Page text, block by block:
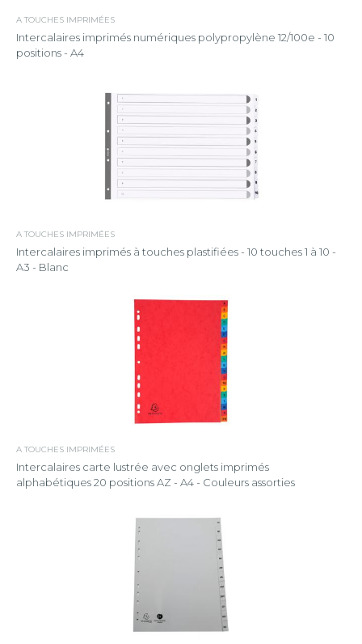
A TOUCHES IMPRIMÉES
Intercalaires imprimés numériques polypropylène 12/100e - 10
positions - A4
A TOUCHES IMPRIMÉES
Intercalaires imprimés à touches plastifiées - 10 touches 1 à 10 -
A3 - Blanc
A TOUCHES IMPRIMÉES
Intercalaires carte lustrée avec onglets imprimés
alphabétiques 20 positions AZ - A4 - Couleurs assorties